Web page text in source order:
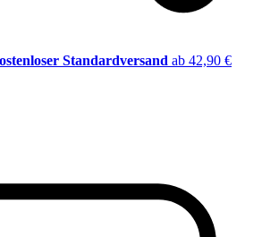
Standardversand ab 42,90 €